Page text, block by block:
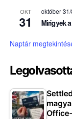
OKT
31
október
Mirigyek
Naptár